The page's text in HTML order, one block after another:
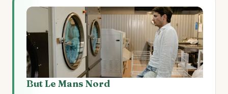
But Le Mans Nord